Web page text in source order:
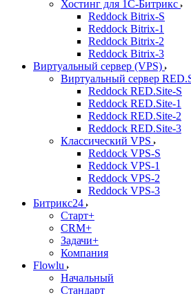
Хостинг для 1С-Битрикс
Reddock Bitrix-S
Reddock Bitrix-1
Reddock Bitrix-2
Reddock Bitrix-3
Виртуальный сервер (VPS)
Виртуальный сервер
Reddock RED.Site-S
Reddock RED.Site-1
Reddock RED.Site-2
Reddock RED.Site-3
Классический VPS
Reddock VPS-S
Reddock VPS-1
Reddock VPS-2
Reddock VPS-3
Битрикс24
Старт+
CRM+
Задачи+
Компания
Flowlu
Начальный
Стандарт